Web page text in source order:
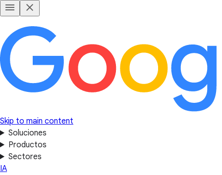
Skip to main content
Soluciones
Productos
Sectores
IA